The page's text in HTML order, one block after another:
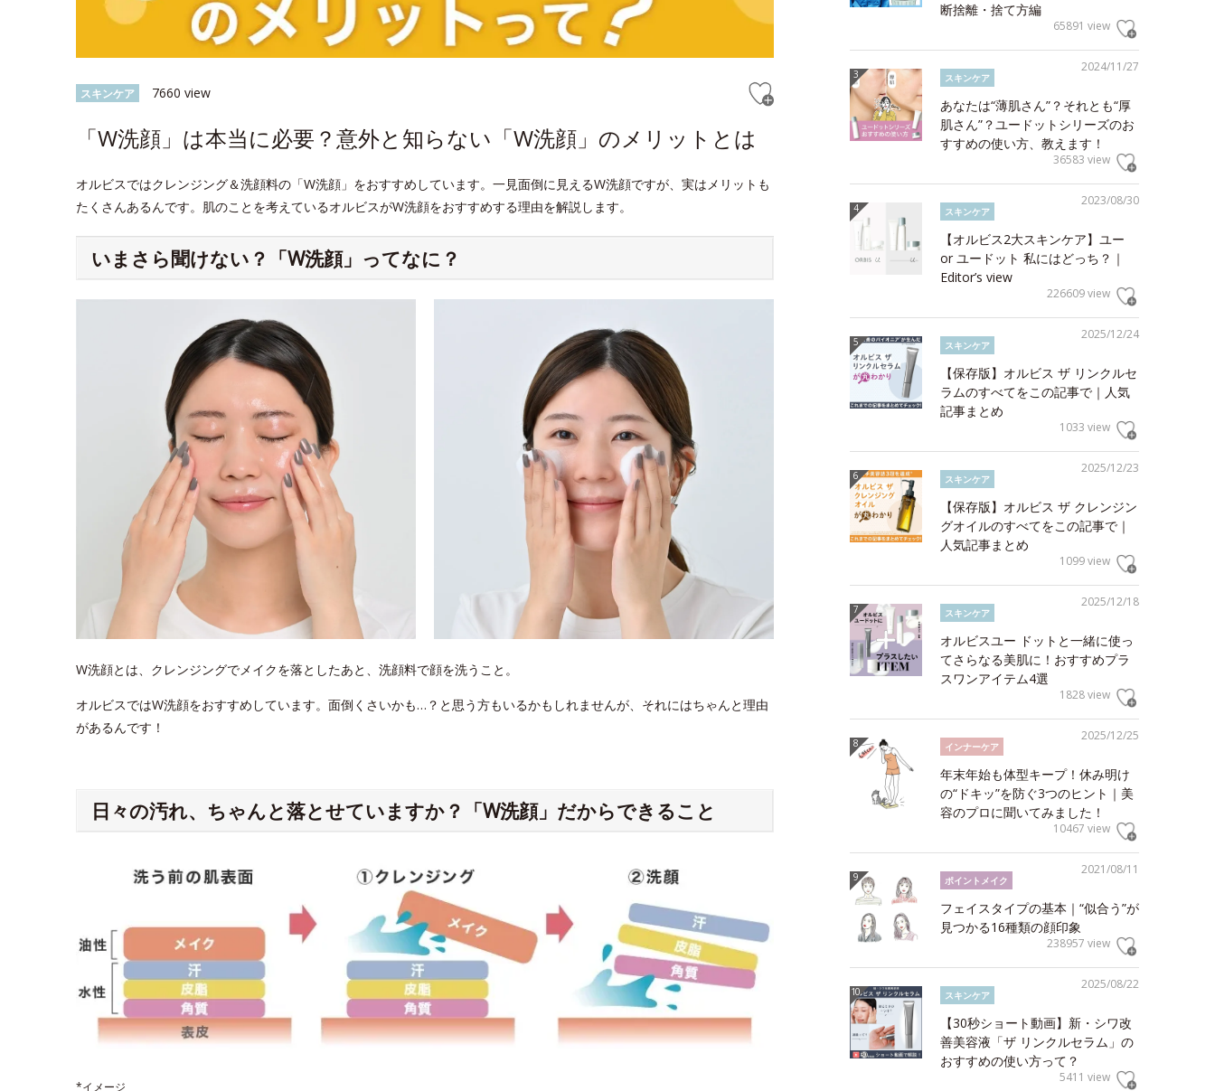
スキンケア 7660 view
「W洗顔」は本当に必要？意外と知らない「W洗顔」のメリットとは
オルビスではクレンジング＆洗顔料の「W洗顔」をおすすめしています。一見面倒に見えるW洗顔ですが、実はメリットも
たくさんあるんです。肌のことを考えているオルビスがW洗顔をおすすめする理由を解説します。
いまさら聞けない？「W洗顔」ってなに？
W洗顔とは、クレンジングでメイクを落としたあと、洗顔料で顔を洗うこと。
オルビスではW洗顔をおすすめしています。面倒くさいかも…？と思う方もいるかもしれませんが、それにはちゃんと理由
があるんです！
日々の汚れ、ちゃんと落とせていますか？「W洗顔」だからできること
*イメージ
断捨離・捨て方編
65891 view
2024/11/27
スキンケア
あなたは“薄肌さん”？それとも“厚
肌さん”？ユードットシリーズのお
すすめの使い方、教えます！
36583 view
2023/08/30
スキンケア
【オルビス2大スキンケア】ユー
or ユードット 私にはどっち？｜
Editor’s view
226609 view
2025/12/24
スキンケア
【保存版】オルビス ザ リンクルセ
ラムのすべてをこの記事で｜人気
記事まとめ
1033 view
2025/12/23
スキンケア
【保存版】オルビス ザ クレンジン
グオイルのすべてをこの記事で｜
人気記事まとめ
1099 view
2025/12/18
スキンケア
オルビスユー ドットと一緒に使っ
てさらなる美肌に！おすすめプラ
スワンアイテム4選
1828 view
2025/12/25
インナーケア
年末年始も体型キープ！休み明け
の“ドキッ”を防ぐ3つのヒント｜美
容のプロに聞いてみました！
10467 view
2021/08/11
ポイントメイク
フェイスタイプの基本｜“似合う”が
見つかる16種類の顔印象
238957 view
2025/08/22
スキンケア
【30秒ショート動画】新・シワ改
善美容液「ザ リンクルセラム」の
おすすめの使い方って？
5411 view